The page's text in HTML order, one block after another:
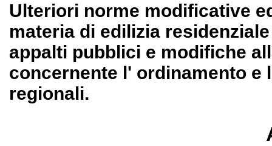
Ulteriori norme modificative
materia di edilizia
appalti pubblici e modifiche
concernente l' ordinamento e
regionali.